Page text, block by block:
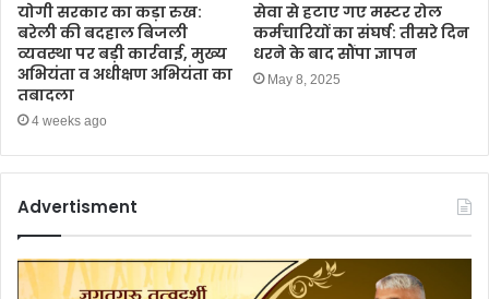
योगी सरकार का कड़ा रुख:
बरेली की बदहाल बिजली
व्यवस्था पर बड़ी कार्रवाई, मुख्य
अभियंता व अधीक्षण अभियंता का
तबादला
4 weeks ago
सेवा से हटाए गए मस्टर रोल
कर्मचारियों का संघर्ष: तीसरे दिन
धरने के बाद सौंपा ज्ञापन
May 8, 2025
Advertisment